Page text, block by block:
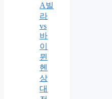
A빌
라
vs
바
이
뮌
헨
상
대